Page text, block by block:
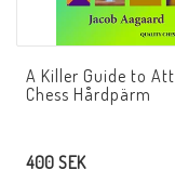
A Killer Guide to
Chess Hårdpärm
400 SEK